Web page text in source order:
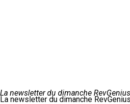
La newsletter du dimanche
La newsletter du dimanche